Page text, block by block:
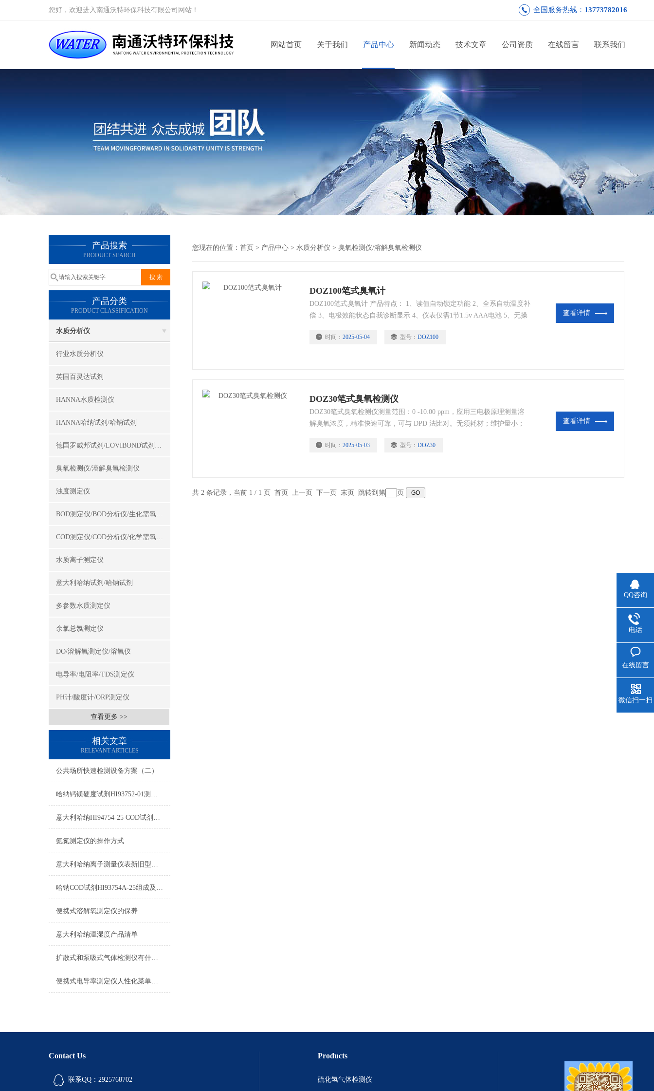
您好，欢迎进入南通沃特环保科技有限公司网站！ 全国服务热线： 13773782016
网站首页 关于我们 产品中心 新闻动态 技术文章 公司资质 在线留言 联系我们
产品搜索
PRODUCT SEARCH
产品分类
PRODUCT CLASSIFICATION
水质分析仪
行业水质分析仪
英国百灵达试剂
HANNA水质检测仪
HANNA哈纳试剂/哈钠试剂
德国罗威邦试剂/LOVIBOND试剂/罗威邦试剂
臭氧检测仪/溶解臭氧检测仪
浊度测定仪
BOD测定仪/BOD分析仪/生化需氧量测定仪
COD测定仪/COD分析仪/化学需氧量测定仪
水质离子测定仪
意大利哈纳试剂/哈钠试剂
多参数水质测定仪
余氯总氯测定仪
DO/溶解氧测定仪/溶氧仪
电导率/电阻率/TDS测定仪
PH计/酸度计/ORP测定仪
查看更多 >>
相关文章
RELEVANT ARTICLES
公共场所快速检测设备方案（二）
哈纳钙镁硬度试剂HI93752-01测量原理及量程
意大利哈纳HI94754-25 COD试剂测量标准和量程
氨氮测定仪的操作方式
意大利哈纳离子测量仪表新旧型号对照表2015
哈钠COD试剂HI93754A-25组成及测量范围
便携式溶解氧测定仪的保养
意大利哈纳温湿度产品清单
扩散式和泵吸式气体检测仪有什么不同
便携式电导率测定仪人性化菜单设计与自动报错提示
您现在的位置： 首页 > 产品中心 > 水质分析仪 > 臭氧检测仪/溶解臭氧检测仪
DOZ100笔式臭氧计
DOZ100笔式臭氧计 产品特点： 1、读值自动锁定功能 2、全系自动温度补
偿 3、电极效能状态自我诊断显示 4、仪表仅需1节1.5v AAA电池 5、无操
时间： 2025-05-04 型号： DOZ100
查看详情
DOZ30笔式臭氧检测仪
DOZ30笔式臭氧检测仪测量范围：0 -10.00 ppm，应用三电极原理测量溶
解臭氧浓度，精准快速可靠，可与 DPD 法比对。无须耗材；维护量小；
时间： 2025-05-03 型号： DOZ30
查看详情
共 2 条记录，当前 1 / 1 页 首页 上一页 下一页 末页 跳转到第 页
Contact Us
联系QQ：2925768702
Products
硫化氢气体检测仪
QQ咨询
电话
在线留言
微信扫一扫